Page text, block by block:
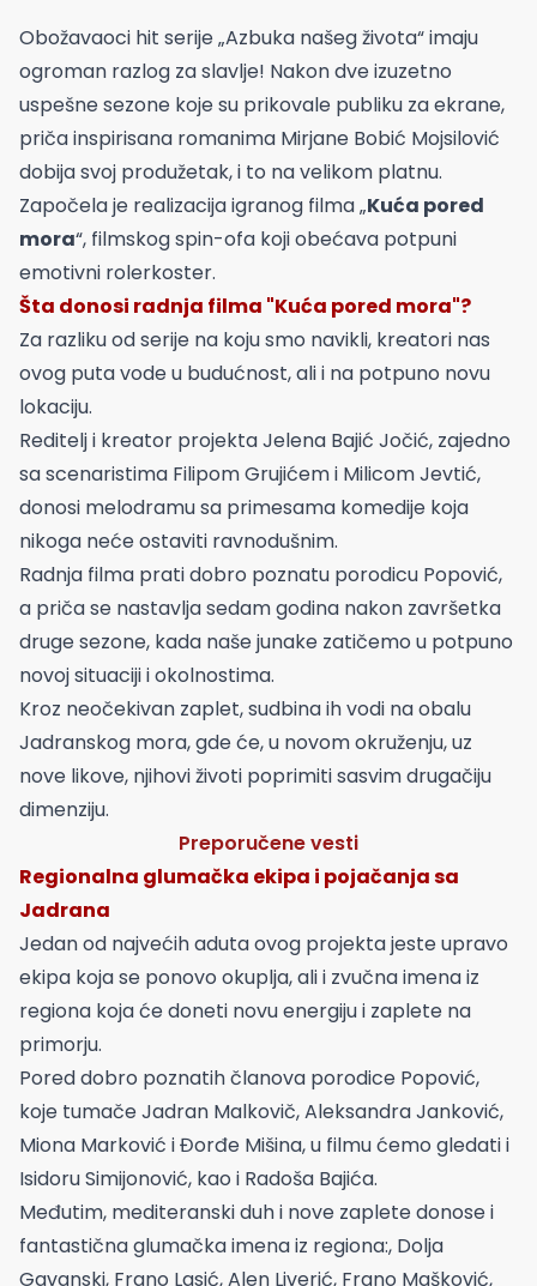
Obožavaoci hit serije „Azbuka našeg života“ imaju
ogroman razlog za slavlje! Nakon dve izuzetno
uspešne sezone koje su prikovale publiku za ekrane,
priča inspirisana romanima Mirjane Bobić Mojsilović
dobija svoj produžetak, i to na velikom platnu.
Započela je realizacija igranog filma „Kuća pored
mora“, filmskog spin-ofa koji obećava potpuni
emotivni rolerkoster.
Šta donosi radnja filma "Kuća pored mora"?
Za razliku od serije na koju smo navikli, kreatori nas
ovog puta vode u budućnost, ali i na potpuno novu
lokaciju.
Reditelj i kreator projekta Jelena Bajić Jočić, zajedno
sa scenaristima Filipom Grujićem i Milicom Jevtić,
donosi melodramu sa primesama komedije koja
nikoga neće ostaviti ravnodušnim.
Radnja filma prati dobro poznatu porodicu Popović,
a priča se nastavlja sedam godina nakon završetka
druge sezone, kada naše junake zatičemo u potpuno
novoj situaciji i okolnostima.
Kroz neočekivan zaplet, sudbina ih vodi na obalu
Jadranskog mora, gde će, u novom okruženju, uz
nove likove, njihovi životi poprimiti sasvim drugačiju
dimenziju.
Preporučene vesti
Regionalna glumačka ekipa i pojačanja sa
Jadrana
Jedan od najvećih aduta ovog projekta jeste upravo
ekipa koja se ponovo okuplja, ali i zvučna imena iz
regiona koja će doneti novu energiju i zaplete na
primorju.
Pored dobro poznatih članova porodice Popović,
koje tumače Jadran Malkovič, Aleksandra Janković,
Miona Marković i Đorđe Mišina, u filmu ćemo gledati i
Isidoru Simijonović, kao i Radoša Bajića.
Međutim, mediteranski duh i nove zaplete donose i
fantastična glumačka imena iz regiona:, Dolja
Gavanski, Frano Lasić, Alen Liverić, Frano Mašković,